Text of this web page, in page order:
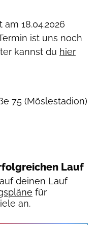
am 18.04.2026
ist uns noch
kannst du hier
75 (Möslestadion)
Lauf
deinen Lauf
für
an.